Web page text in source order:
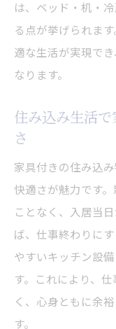
快適な住み込
住み込み
び方
ポイント
住み込
家具付き
説
住み込み
基準
は、ベッド・机・
る点が挙げられま
適な生活が実現で
なります。
住み込み生活
さ
家具付きの住み込
快適さが魅力です
ことなく、入居当
ば、仕事終わりに
やすいキッチン設
す。これにより、
く、心身ともに余
す。